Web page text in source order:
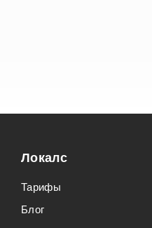
Локалс
Тарифы
Блог